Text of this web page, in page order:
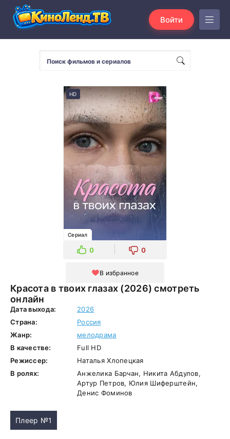
Войти
Красота в твоих глазах (2026) смотреть
онлайн
HD
Сериал
0 0
В избранное
Дата выхода:
2026
Страна:
Россия
Жанр:
мелодрама
В качестве:
Full HD
Режиссер:
Наталья Хлопецкая
В ролях:
Анжелика Барчан, Никита Абдулов,
Артур Петров, Юлия Шиферштейн,
Денис Фоминов
Плеер №1